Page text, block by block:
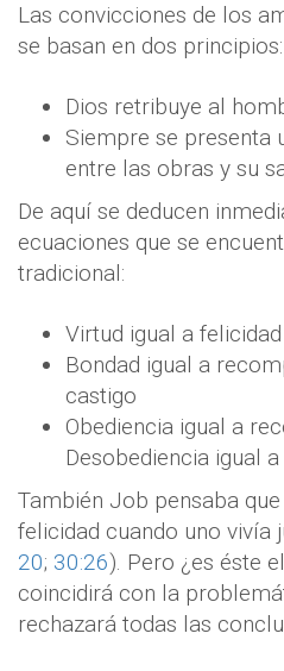
Las convicciones de los
se basan en dos principios:
Dios retribuye al
Siempre se presenta
entre las obras y su
De aquí se deducen
ecuaciones que se
tradicional:
Virtud igual a
Bondad igual a
castigo
Obediencia igual a
Desobediencia igual
También Job pensaba
felicidad cuando uno vivía
20; 30:26). Pero ¿es éste
coincidirá con la
rechazará todas las